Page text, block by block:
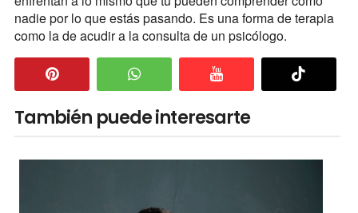
nadie por lo que estás pasando. Es una forma de terapia
como la de acudir a la consulta de un psicólogo.
También puede interesarte